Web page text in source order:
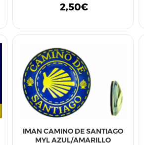
2,50€
IMAN CAMINO DE SANTIAGO
MYL AZUL/AMARILLO